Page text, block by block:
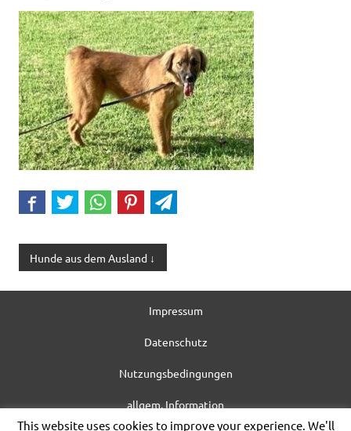
Hunde aus dem Ausland ↓
Impressum
Datenschutz
Nutzungsbedingungen
allgem. Information
This website uses cookies to improve your experience. We'll